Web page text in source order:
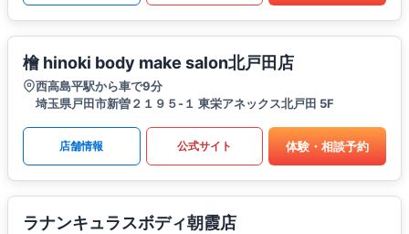
檜 hinoki body make salon北戸田店
西高島平駅から車で9分
埼玉県戸田市新曽２１９５-１ 東栄アネックス北戸田 5F
店舗情報 公式サイト 体験・相談予約
ラナンキュラスボディ朝霞店